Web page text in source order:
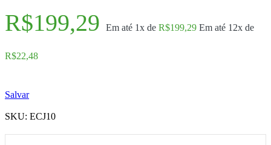
R$199,29 Em até 1x de R$199,29 Em até 12x de
R$22,48
Salvar
SKU: ECJ10